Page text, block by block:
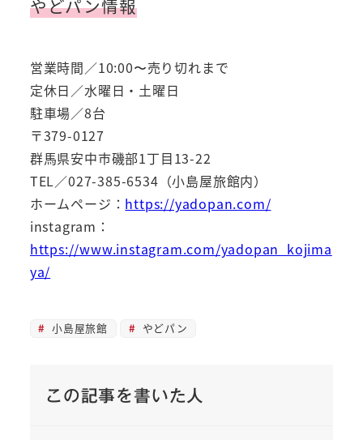
やどパン情報
営業時間／10:00〜売り切れまで
定休日／水曜日・土曜日
駐車場／8台
〒379-0127
群馬県安中市磯部1丁目13-22
TEL／027-385-6534（小島屋旅館内）
ホームページ： https://yadopan.com/
instagram：
https://www.instagram.com/yadopan_kojima
ya/
小島屋旅館 やどパン
この記事を書いた人